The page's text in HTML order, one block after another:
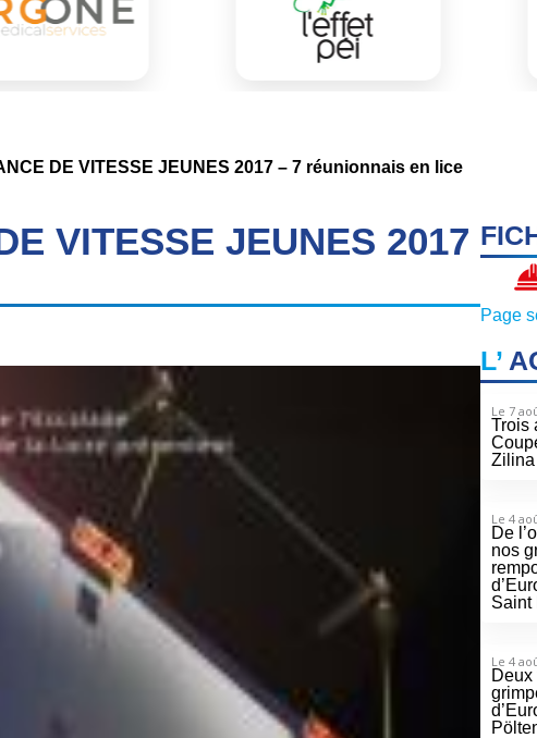
DE VITESSE JEUNES 2017 – 7 réunionnais en lice
VITESSE JEUNES 2017
Page
L’
Le 7
Trois
Zilina
Le 4
De
nos
Saint
Le 4